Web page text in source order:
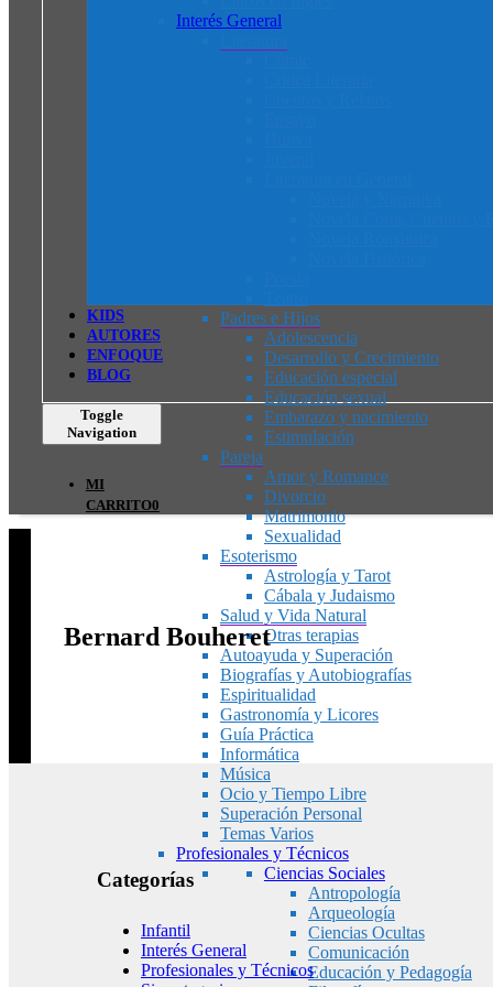
Interés General
Padres e Hijos
Adolescencia
Desarrollo y Crecimiento
Educación especial
Educación sexual
Embarazo y nacimiento
Estimulación
Pareja
Amor y Romance
Divorcio
Matrimonio
Sexualidad
Esoterismo
Astrología y Tarot
Cábala y Judaismo
Salud y Vida Natural
Otras terapias
Autoayuda y Superación
Biografías y Autobiografías
Espiritualidad
Gastronomía y Licores
Guía Práctica
Informática
Música
Ocio y Tiempo Libre
Superación Personal
Temas Varios
Profesionales y Técnicos
Ciencias Sociales
Antropología
Arqueología
Ciencias Ocultas
Comunicación
Educación y Pedagogía
KIDS
AUTORES
ENFOQUE
BLOG
Toggle
Navigation
MI
CARRITO0
Bernard Bouheret
Categorías
Infantil
Interés General
Profesionales y Técnicos